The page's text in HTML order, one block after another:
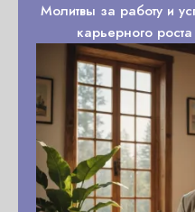
Молитвы за работу и
карьерного